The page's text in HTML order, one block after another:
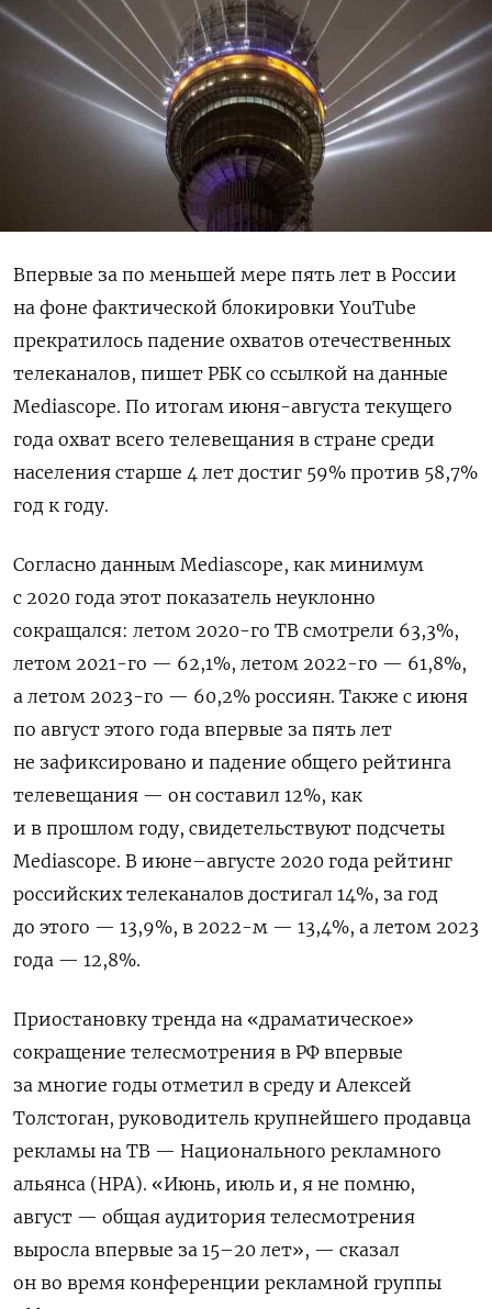
Впервые за по меньшей мере пять лет в России
на фоне фактической блокировки YouTube
прекратилось падение охватов отечественных
телеканалов, пишет РБК со ссылкой на данные
Mediascope. По итогам июня-августа текущего
года охват всего телевещания в стране среди
населения старше 4 лет достиг 59% против 58,7%
год к году.
Согласно данным Mediascope, как минимум
с 2020 года этот показатель неуклонно
сокращался: летом 2020-го ТВ смотрели 63,3%,
летом 2021-го — 62,1%, летом 2022-го — 61,8%,
а летом 2023-го — 60,2% россиян. Также с июня
по август этого года впервые за пять лет
не зафиксировано и падение общего рейтинга
телевещания — он составил 12%, как
и в прошлом году, свидетельствуют подсчеты
Mediascope. В июне–августе 2020 года рейтинг
российских телеканалов достигал 14%, за год
до этого — 13,9%, в 2022-м — 13,4%, а летом 2023
года — 12,8%.
Приостановку тренда на «драматическое»
сокращение телесмотрения в РФ впервые
за многие годы отметил в среду и Алексей
Толстоган, руководитель крупнейшего продавца
рекламы на ТВ — Национального рекламного
альянса (НРА). «Июнь, июль и, я не помню,
август — общая аудитория телесмотрения
выросла впервые за 15–20 лет», — сказал
он во время конференции рекламной группы